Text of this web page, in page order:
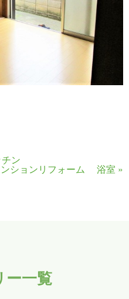
ン
ションリフォーム 浴室 »
ー一覧